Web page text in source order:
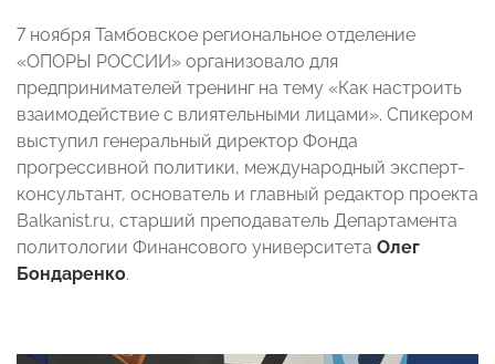
7 ноября Тамбовское региональное отделение
«ОПОРЫ РОССИИ» организовало для
предпринимателей тренинг на тему «Как настроить
взаимодействие с влиятельными лицами». Спикером
выступил генеральный директор Фонда
прогрессивной политики, международный эксперт-
консультант, основатель и главный редактор проекта
Balkanist.ru, старший преподаватель Департамента
политологии Финансового университета Олег
Бондаренко.